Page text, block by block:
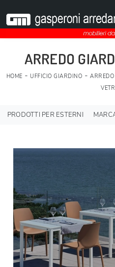
ARREDO
HOME - UFFICIO GIARDINO -
PRODOTTI PER ESTERNI